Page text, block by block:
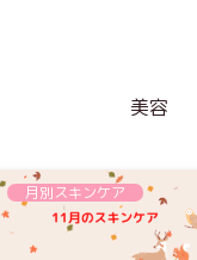
美容
月別スキンケア